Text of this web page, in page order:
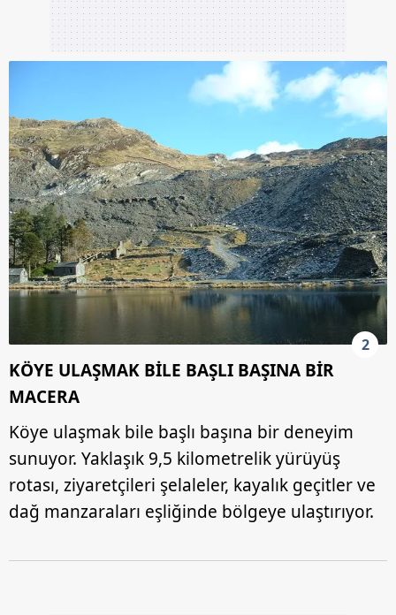
2
KÖYE ULAŞMAK BİLE BAŞLI BAŞINA BİR
MACERA
Köye ulaşmak bile başlı başına bir deneyim
sunuyor. Yaklaşık 9,5 kilometrelik yürüyüş
rotası, ziyaretçileri şelaleler, kayalık geçitler ve
dağ manzaraları eşliğinde bölgeye ulaştırıyor.